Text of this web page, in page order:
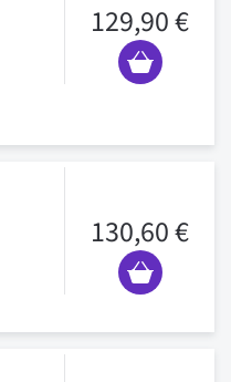
129,90 €
130,60 €